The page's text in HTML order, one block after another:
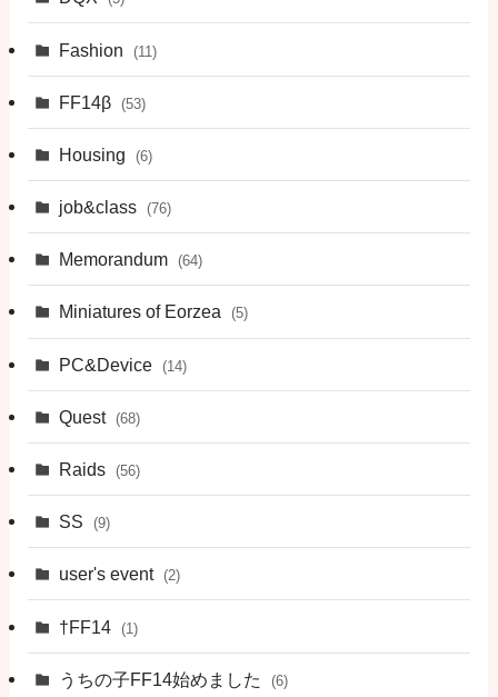
Fashion (11)
FF14β (53)
Housing (6)
job&class (76)
Memorandum (64)
Miniatures of Eorzea (5)
PC&Device (14)
Quest (68)
Raids (56)
SS (9)
user's event (2)
†FF14 (1)
うちの子FF14始めました (6)